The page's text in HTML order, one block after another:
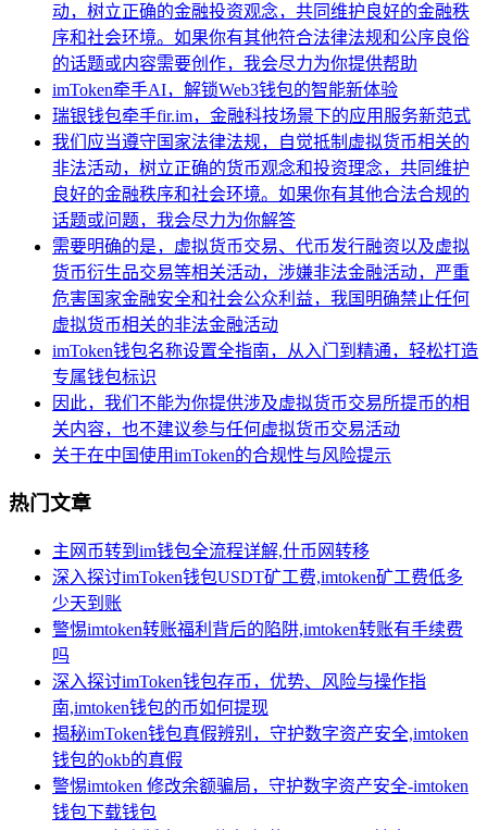
动，树立正确的金融投资观念，共同维护良好的金融秩
序和社会环境。如果你有其他符合法律法规和公序良俗
的话题或内容需要创作，我会尽力为你提供帮助
imToken牵手AI，解锁Web3钱包的智能新体验
瑞银钱包牵手fir.im，金融科技场景下的应用服务新范式
我们应当遵守国家法律法规，自觉抵制虚拟货币相关的
非法活动，树立正确的货币观念和投资理念，共同维护
良好的金融秩序和社会环境。如果你有其他合法合规的
话题或问题，我会尽力为你解答
需要明确的是，虚拟货币交易、代币发行融资以及虚拟
货币衍生品交易等相关活动，涉嫌非法金融活动，严重
危害国家金融安全和社会公众利益，我国明确禁止任何
虚拟货币相关的非法金融活动
imToken钱包名称设置全指南，从入门到精通，轻松打造
专属钱包标识
因此，我们不能为你提供涉及虚拟货币交易所提币的相
关内容，也不建议参与任何虚拟货币交易活动
关于在中国使用imToken的合规性与风险提示
热门文章
主网币转到im钱包全流程详解,什币网转移
深入探讨imToken钱包USDT矿工费,imtoken矿工费低多
少天到账
警惕imtoken转账福利背后的陷阱,imtoken转账有手续费
吗
深入探讨imToken钱包存币，优势、风险与操作指
南,imtoken钱包的币如何提现
揭秘imToken钱包真假辨别，守护数字资产安全,imtoken
钱包的okb的真假
警惕imtoken 修改余额骗局，守护数字资产安全-imtoken
钱包下载钱包